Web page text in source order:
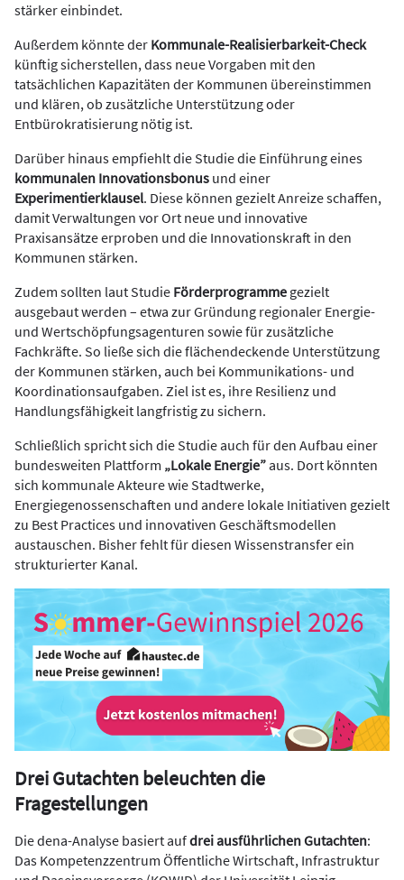
stärker einbindet.
Außerdem könnte der Kommunale-Realisierbarkeit-Check
künftig sicherstellen, dass neue Vorgaben mit den
tatsächlichen Kapazitäten der Kommunen übereinstimmen
und klären, ob zusätzliche Unterstützung oder
Entbürokratisierung nötig ist.
Darüber hinaus empfiehlt die Studie die Einführung eines
kommunalen Innovationsbonus und einer
Experimentierklausel. Diese können gezielt Anreize schaffen,
damit Verwaltungen vor Ort neue und innovative
Praxisansätze erproben und die Innovationskraft in den
Kommunen stärken.
Zudem sollten laut Studie Förderprogramme gezielt
ausgebaut werden – etwa zur Gründung regionaler Energie-
und Wertschöpfungsagenturen sowie für zusätzliche
Fachkräfte. So ließe sich die flächendeckende Unterstützung
der Kommunen stärken, auch bei Kommunikations- und
Koordinationsaufgaben. Ziel ist es, ihre Resilienz und
Handlungsfähigkeit langfristig zu sichern.
Schließlich spricht sich die Studie auch für den Aufbau einer
bundesweiten Plattform „Lokale Energie”aus. Dort könnten
sich kommunale Akteure wie Stadtwerke,
Energiegenossenschaften und andere lokale Initiativen gezielt
zu Best Practices und innovativen Geschäftsmodellen
austauschen. Bisher fehlt für diesen Wissenstransfer ein
strukturierter Kanal.
Drei Gutachten beleuchten die
Fragestellungen
Die dena-Analyse basiert aufdrei ausführlichen Gutachten:
Das Kompetenzzentrum Öffentliche Wirtschaft, Infrastruktur